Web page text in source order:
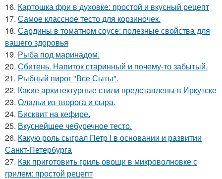
16. Картошка фри в духовке: простой и вкусный рецепт
17. Самое классное тесто для корзиночек.
18. Сардины в томатном соусе: полезные свойства для
вашего здоровья
19. Рыба под маринадом.
20. Сбитень. Напиток старинный и почему-то забытый.
21. Рыбный пирог "Все Сыты".
22. Какие архитектурные стили представлены в Иркутске
23. Оладьи из творога и сыра.
24. Бисквит на кефире.
25. Вкуснейшее чебуречное тесто.
26. Какую роль сыграл Петр I в основании и развитии
Санкт-Петербурга
27. Как приготовить гриль овощи в микроволновке с
грилем: простой рецепт